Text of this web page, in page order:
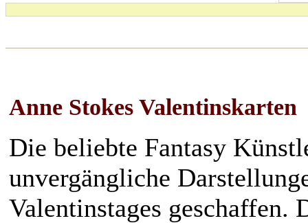
Anne Stokes Valentinskarten
Die beliebte Fantasy
unvergängliche
Valentinstages